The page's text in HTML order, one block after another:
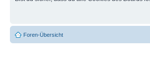
Foren-Übersicht